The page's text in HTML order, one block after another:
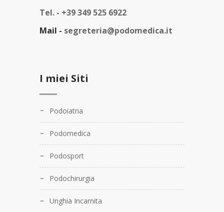
Tel. - +39 349 525 6922
Mail - segreteria@podomedica.it
I miei Siti
Podoiatria
Podomedica
Podosport
Podochirurgia
Unghia Incarnita